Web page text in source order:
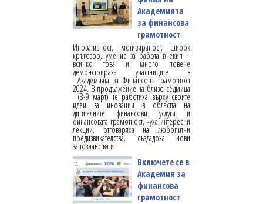
Академията
за финансова
грамотност
Иновативност, мотивираност, широк
кръгозор, умение за работа в екип –
всичко това и много повече
демонстрираха участниците в
Академията за Финансова грамотност
2024. В продължение на близо седмица
(3-9 март) те работиха върху своите
идеи за иновации в областта на
дигиталните финансови услуги и
финансовата грамотност, чуха интересни
лекции, отговаряха на любопитни
предизвикателства, създадоха нови
запознанства и
Включете се в
Академия за
финансова
грамотност